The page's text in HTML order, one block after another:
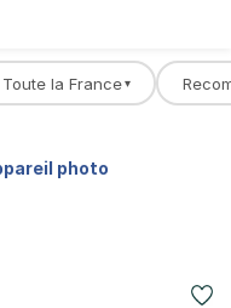
Toute la France ▾
photo